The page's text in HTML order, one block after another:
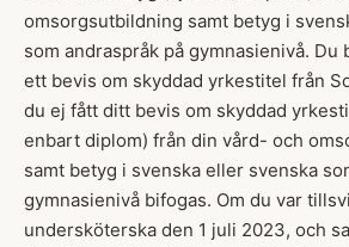
omsorgsutbildning samt betyg i
som andraspråk på gymnasienivå. Du
ett bevis om skyddad yrkestitel från
du ej fått ditt bevis om skyddad
enbart diplom) från din vård- och
samt betyg i svenska eller svenska
gymnasienivå bifogas. Om du var
undersköterska den 1 juli 2023, och